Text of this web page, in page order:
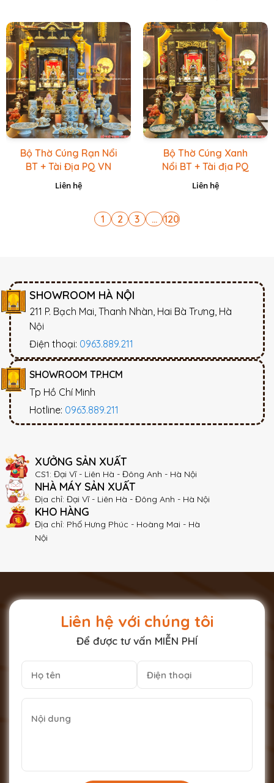
Bộ Thờ Cúng Rạn Nổi
BT + Tài Địa PQ VN
Vàng Caro
Liên hệ
Bộ Thờ Cúng Xanh
Nổi BT + Tài địa PQ
VN Xanh Lục
Liên hệ
1 2 3 ... 120
SHOWROOM HÀ NỘI
211 P. Bạch Mai, Thanh Nhàn, Hai Bà Trưng, Hà
Nội
Điện thoại: 0963.889.211
SHOWROOM TP.HCM
Tp Hồ Chí Minh
Hotline: 0963.889.211
XƯỞNG SẢN XUẤT
CS1: Đại Vĩ - Liên Hà - Đông Anh - Hà Nội
NHÀ MÁY SẢN XUẤT
Địa chỉ: Đại Vĩ - Liên Hà - Đông Anh - Hà Nội
KHO HÀNG
Địa chỉ: Phố Hưng Phúc - Hoàng Mai - Hà
Nội
Liên hệ với chúng tôi
Để được tư vấn MIỄN PHÍ